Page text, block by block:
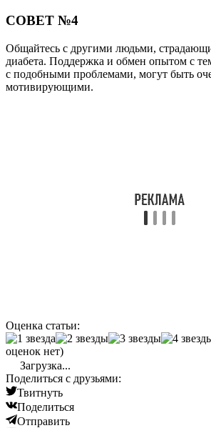
СОВЕТ №4
Общайтесь с другими людьми,
диабета. Поддержка и обмен опытом с
с подобными проблемами, могут быть
мотивирующими.
Оценка статьи:
оценок нет)
Загрузка...
Поделиться с друзьями:
Твитнуть
Поделиться
Отправить